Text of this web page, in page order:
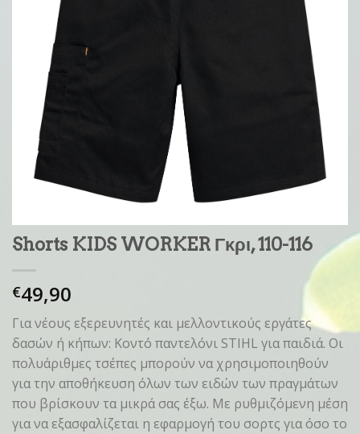
Shorts KIDS WORKER Γκρι, 110-116
€49,90
Για νέους εξερευνητές και μελλοντικούς εργάτες
δασών ή κήπων: Κοντό παντελόνι STIHL για παιδιά. Οι
πολυάριθμες τσέπες μπορούν να χρησιμοποιηθούν
για την αποθήκευση όλων των ειδών των πραγμάτων
που βρίσκουν τα μικρά σας έξω. Με ρυθμιζόμενη μέση
για να εξασφαλίζεται η εφαρμογή του σορτς για όσο το